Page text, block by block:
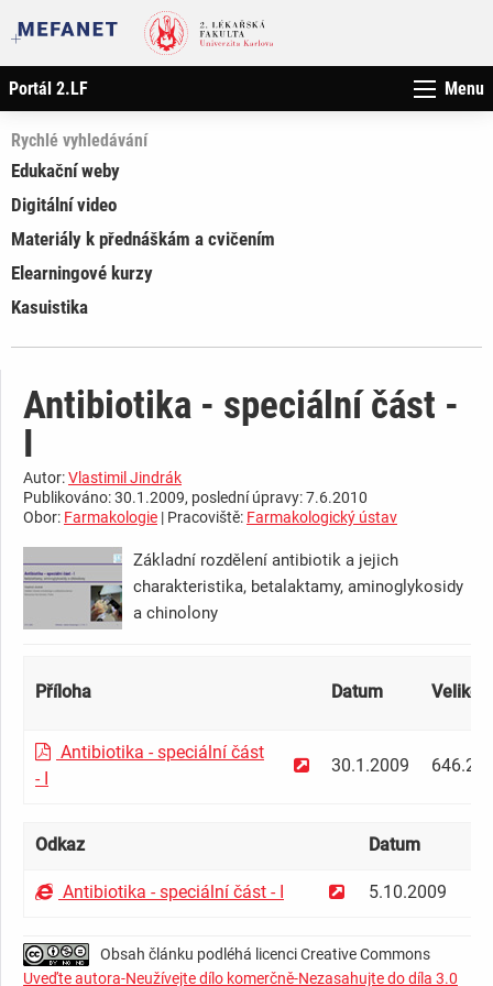
Portál 2.LF Menu
Rychlé vyhledávání
Edukační weby
Digitální video
Materiály k přednáškám a cvičením
Elearningové kurzy
Kasuistika
Antibiotika - speciální část -
I
Autor:Vlastimil Jindrák
Publikováno: 30.1.2009, poslední úpravy: 7.6.2010
Obor: Farmakologie | Pracoviště: Farmakologický ústav
Základní rozdělení antibiotik a jejich
charakteristika, betalaktamy, aminoglykosidy
a chinolony
Příloha Datum Velikost
Antibiotika - speciální část
- I
30.1.2009 646.24
Odkaz Datum
Antibiotika - speciální část - I 5.10.2009
Obsah článku podléhá licenci Creative Commons
Uveďte autora-Neužívejte dílo komerčně-Nezasahujte do díla 3.0